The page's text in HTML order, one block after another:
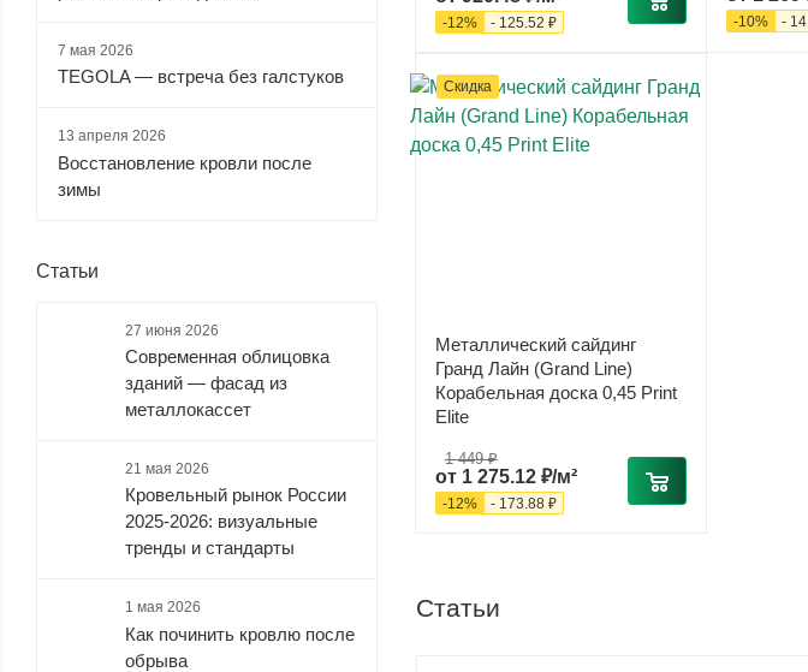
-12% - 125.52 ₽ -10% -
Скидка
Металлический сайдинг
Гранд Лайн (Grand Line)
Корабельная доска 0,45 Print
Elite
от 1 275.12 ₽/м²
1 449 ₽
-12% - 173.88 ₽
Статьи
7 мая 2026
TEGOLA — встреча без галстуков
13 апреля 2026
Восстановление кровли после
зимы
Статьи
27 июня 2026
Современная облицовка
зданий — фасад из
металлокассет
21 мая 2026
Кровельный рынок России
2025-2026: визуальные
тренды и стандарты
1 мая 2026
Как починить кровлю после
обрыва